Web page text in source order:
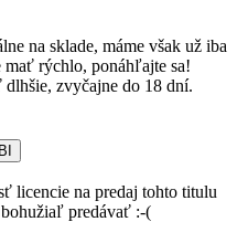
na sklade, máme však už iba
mať rýchlo, ponáhľajte sa!
zvyčajne do 18 dní.
licencie na predaj tohto titulu
predávať :-(